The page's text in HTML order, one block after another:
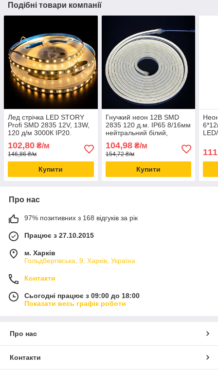
Подібні товари компанії
Лед стрічка LED STORY
Profi SMD 2835 12V, 13W,
120 д/м 3000К IP20.
Теплий білий Ціна 1м
102,80 ₴/м
146,86 ₴/м
Купити
Гнучкий неон 12В SMD
2835 120 д.м. IP65 8/16мм
нейтральний бiлий,
продаж від 5м (ціна 1м)
104,98₴/м
154,72 ₴/м
Купити
Про нас
97% позитивних з 168 відгуків за рік
Працює з 27.10.2015
м. Харків
Гольдбергівська, 9, Харків, Україна
Контакти
Сьогодні працює з 09:00 до 18:00
Показати весь графік роботи
Про нас
Контакти